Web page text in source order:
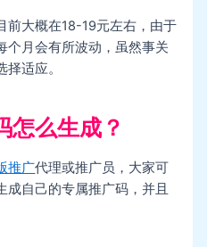
前大概在18-19元左右，由于
个月会有所波动，虽然事关
适应。
怎么生成？
推广代理或推广员，大家可
成自己的专属推广码，并且